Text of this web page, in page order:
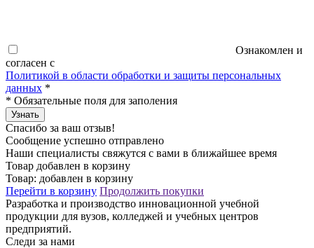
Ознакомлен и
согласен с
Политикой в области обработки и защиты персональных
данных *
* Обязательные поля для заполения
Узнать
Спасибо за ваш отзыв!
Сообщение успешно отправлено
Наши специалисты свяжутся с вами в ближайшее время
Товар добавлен в корзину
Товар: добавлен в корзину
Перейти в корзину Продолжить покупки
Разработка и производство инновационной учебной
продукции для вузов, колледжей и учебных центров
предприятий.
Следи за нами